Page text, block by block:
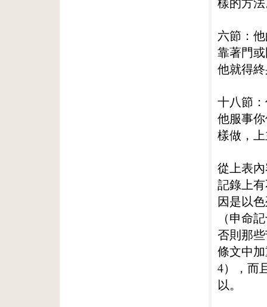
六節：
靠著門
他就得
十八節
他服事
樣做，
從上表
記錄上
因是以
（申命
否則那
條文中
4），而
以。